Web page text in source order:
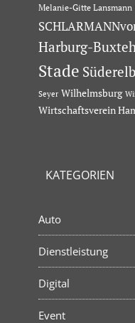
Melanie-Gitte Lansmann
Harburg-
Stade
Seyer Wilhelmsburg
Wirtschaftsverein
KATEGORIEN
Auto
Dienstleistung
Digital
Event